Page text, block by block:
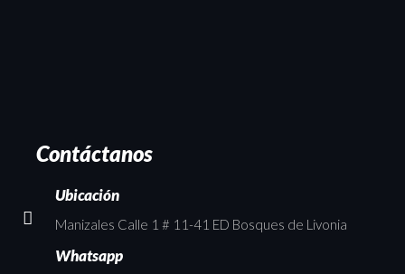
Contáctanos
Ubicación
Manizales Calle 1 # 11-41 ED Bosques de Livonia
Whatsapp